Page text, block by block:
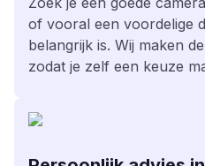
of vooral een voordelige
belangrijk is. Wij maken
zodat je zelf een keuze